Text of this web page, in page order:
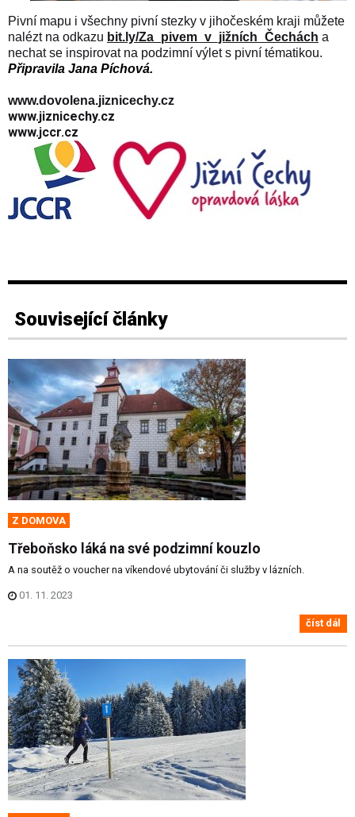
Pivní mapu i všechny pivní stezky v jihočeském kraji můžete
nalézt na odkazu bit.ly/Za_pivem_v_jižních_Čechách a
nechat se inspirovat na podzimní výlet s pivní tématikou.
Připravila Jana Píchová.
www.dovolena.jiznicechy.cz
www.jiznicechy.cz
www.jccr.cz
Související články
Z DOMOVA
Třeboňsko láká na své podzimní kouzlo
A na soutěž o voucher na víkendové ubytování či služby v lázních.
01. 11. 2023
číst dál